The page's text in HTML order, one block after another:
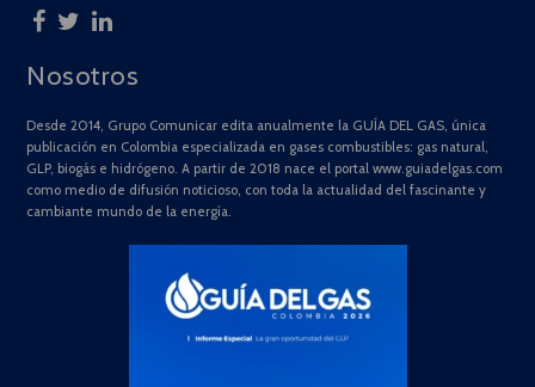
Nosotros
Desde 2014, Grupo Comunicar edita anualmente la GUÍA DEL GAS, única
publicación en Colombia especializada en gases combustibles: gas natural,
GLP, biogás e hidrógeno. A partir de 2018 nace el portal www.guiadelgas.com
como medio de difusión noticioso, con toda la actualidad del fascinante y
cambiante mundo de la energía.